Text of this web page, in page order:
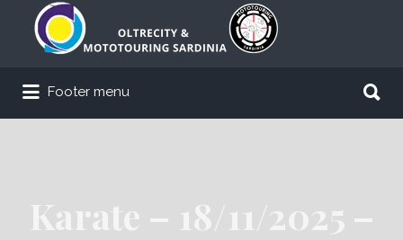
Cerca:
Footer menu
Karate – 18/11/2025 –